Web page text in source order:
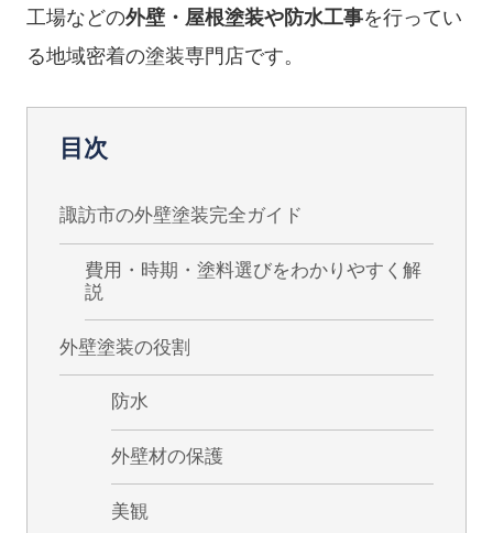
工場などの外壁・屋根塗装や防水工事を行ってい
る地域密着の塗装専門店です。
目次
諏訪市の外壁塗装完全ガイド
費用・時期・塗料選びをわかりやすく解
説
外壁塗装の役割
防水
外壁材の保護
美観